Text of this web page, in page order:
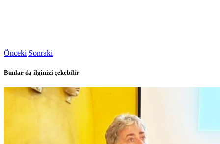
Önceki Sonraki
Bunlar da ilginizi çekebilir